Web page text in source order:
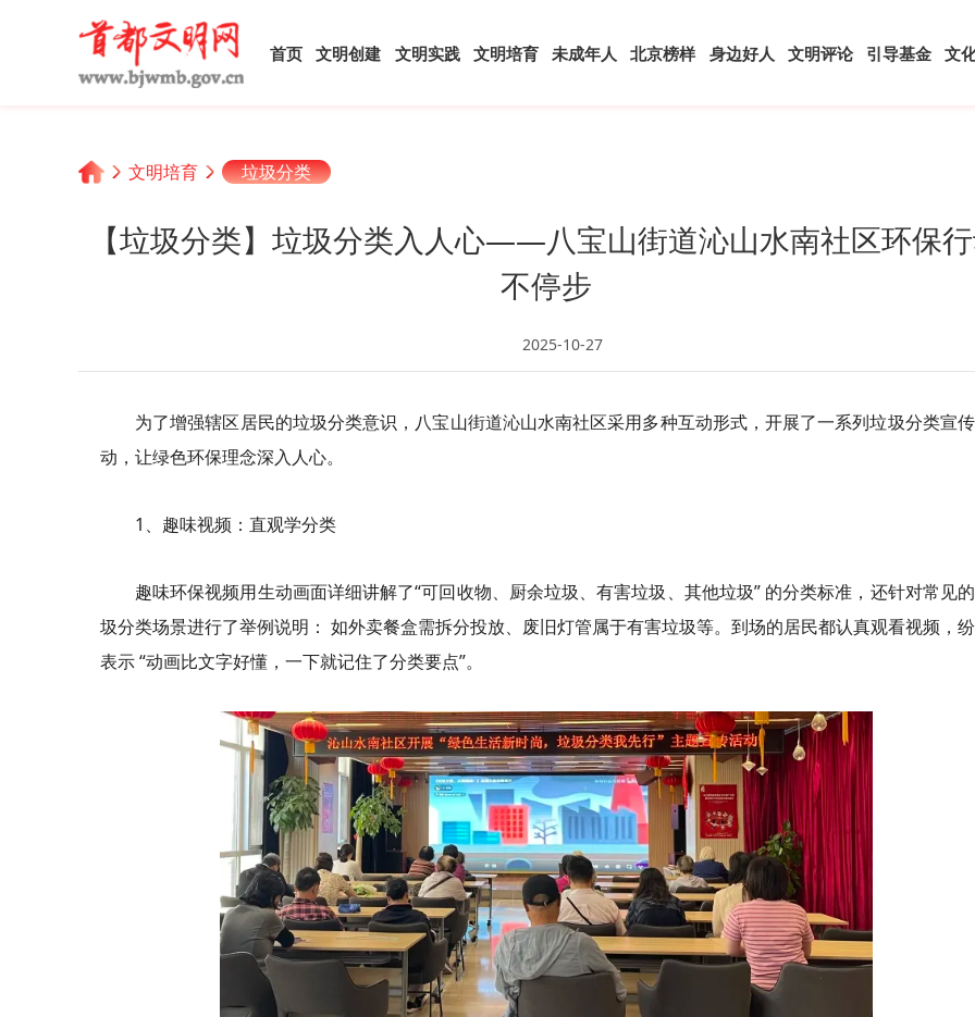
首页 文明创建 文明实践 文明培育 未成年人 北京榜样 身边好人 文明评论 引导基金 文
文明培育 垃圾分类
【垃圾分类】垃圾分类入人心——八宝山街道沁山水南社区环保
不停步
2025-10-27
为了增强辖区居民的垃圾分类意识，八宝山街道沁山水南社区采用多种互动形式，开展了一系列垃圾分类宣
动，让绿色环保理念深入人心。
1、趣味视频：直观学分类
趣味环保视频用生动画面详细讲解了“可回收物、厨余垃圾、有害垃圾、其他垃圾” 的分类标准，还针对常见
圾分类场景进行了举例说明： 如外卖餐盒需拆分投放、废旧灯管属于有害垃圾等。到场的居民都认真观看视频，
表示 “动画比文字好懂，一下就记住了分类要点”。